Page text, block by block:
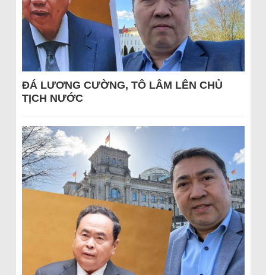
ĐÁ LƯƠNG CƯỜNG, TÔ LÂM LÊN CHỦ
TỊCH NƯỚC